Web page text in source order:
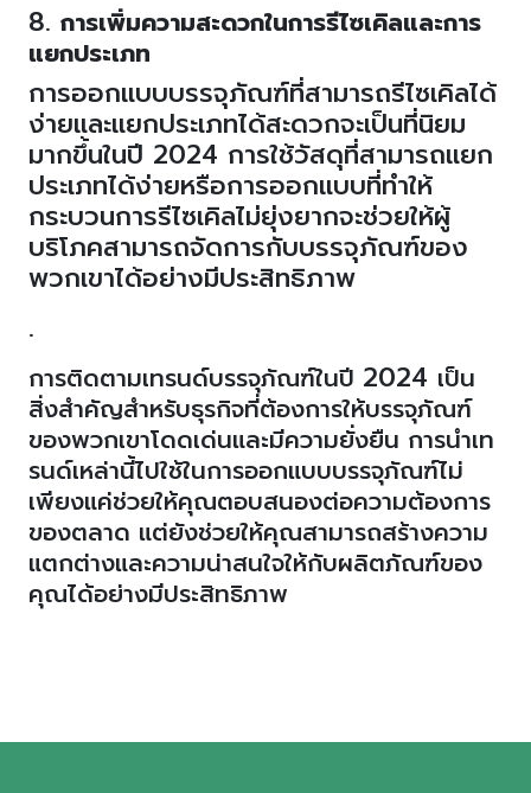
8. การเพิ่มความสะดวกในการรีไซเคิลและการ
แยกประเภท
การออกแบบบรรจุภัณฑ์ที่สามารถรีไซเคิลได้
ง่ายและแยกประเภทได้สะดวกจะเป็นที่นิยม
มากขึ้นในปี 2024 การใช้วัสดุที่สามารถแยก
ประเภทได้ง่ายหรือการออกแบบที่ทำให้
กระบวนการรีไซเคิลไม่ยุ่งยากจะช่วยให้ผู้
บริโภคสามารถจัดการกับบรรจุภัณฑ์ของ
พวกเขาได้อย่างมีประสิทธิภาพ
.
การติดตามเทรนด์บรรจุภัณฑ์ในปี 2024 เป็น
สิ่งสำคัญสำหรับธุรกิจที่ต้องการให้บรรจุภัณฑ์
ของพวกเขาโดดเด่นและมีความยั่งยืน การนำเท
รนด์เหล่านี้ไปใช้ในการออกแบบบรรจุภัณฑ์ไม่
เพียงแค่ช่วยให้คุณตอบสนองต่อความต้องการ
ของตลาด แต่ยังช่วยให้คุณสามารถสร้างความ
แตกต่างและความน่าสนใจให้กับผลิตภัณฑ์ของ
คุณได้อย่างมีประสิทธิภาพ